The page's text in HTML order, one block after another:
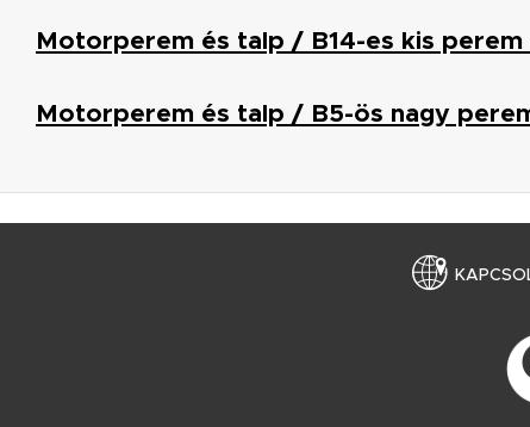
Motorperem és talp / B14-es kis
Motorperem és talp / B5-ös nagy